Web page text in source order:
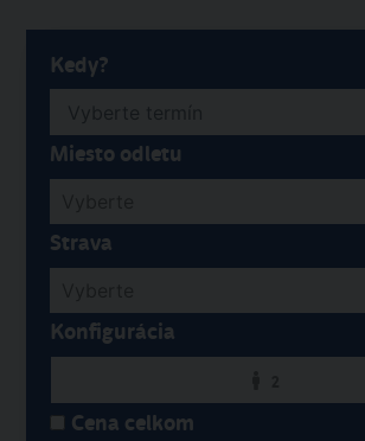
Kedy?
Miesto odletu
Strava
Konfigurácia
Cena celkom